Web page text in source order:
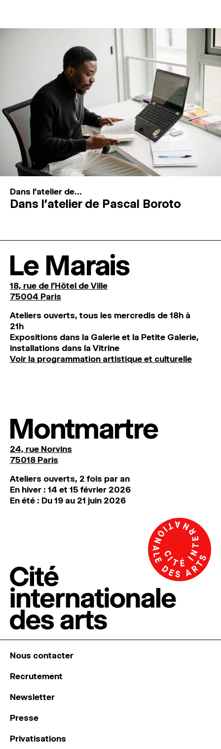
Dans l'atelier de...
Dans l’atelier de Pascal Boroto
Le Marais
18, rue de l'Hôtel de Ville
75004 Paris
Ateliers ouverts, tous les mercredis de 18h à
21h
Expositions dans la Galerie et la Petite Galerie,
installations dans la Vitrine
Voir la programmation artistique et culturelle
Montmartre
24, rue Norvins
75018 Paris
Ateliers ouverts, 2 fois par an
En hiver : 14 et 15 février 2026
En été : Du 19 au 21 juin 2026
Nous contacter
Recrutement
Newsletter
Presse
Privatisations